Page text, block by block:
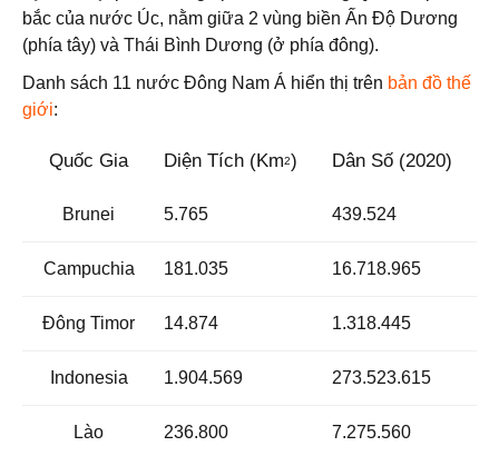
bắc của nước Úc, nằm giữa 2 vùng biền Ấn Độ Dương
(phía tây) và Thái Bình Dương (ở phía đông).
Danh sách 11 nước Đông Nam Á hiển thị trên bản đồ thế
giới:
Quốc Gia Diện Tích (Km2) Dân Số (2020)
Brunei 5.765 439.524
Campuchia 181.035 16.718.965
Đông Timor 14.874 1.318.445
Indonesia 1.904.569 273.523.615
Lào 236.800 7.275.560